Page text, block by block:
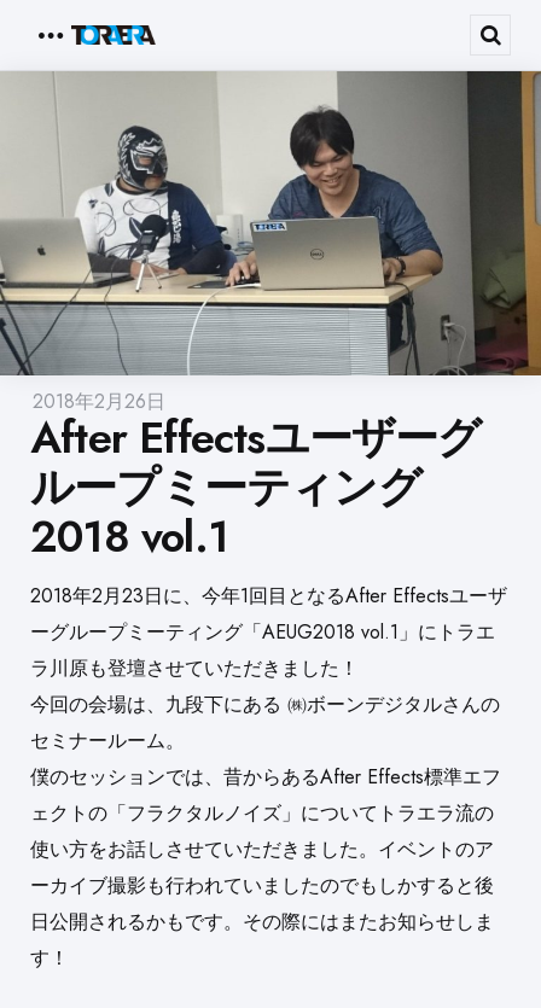
Menu
2018年2月26日
After Effectsユーザーグ
ループミーティング
2018 vol.1
2018年2月23日に、今年1回目となるAfter Effectsユーザ
ーグループミーティング「AEUG2018 vol.1」にトラエ
ラ川原も登壇させていただきました！
今回の会場は、九段下にある ㈱ボーンデジタルさんの
セミナールーム。
僕のセッションでは、昔からあるAfter Effects標準エフ
ェクトの「フラクタルノイズ」についてトラエラ流の
使い方をお話しさせていただきました。イベントのア
ーカイブ撮影も行われていましたのでもしかすると後
日公開されるかもです。その際にはまたお知らせしま
す！